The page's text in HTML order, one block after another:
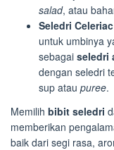
salad, atau
Seledri
untuk umbinya
sebagai seledri
dengan seledri
sup atau puree.
Memilih bibit seledri
memberikan
baik dari segi rasa,